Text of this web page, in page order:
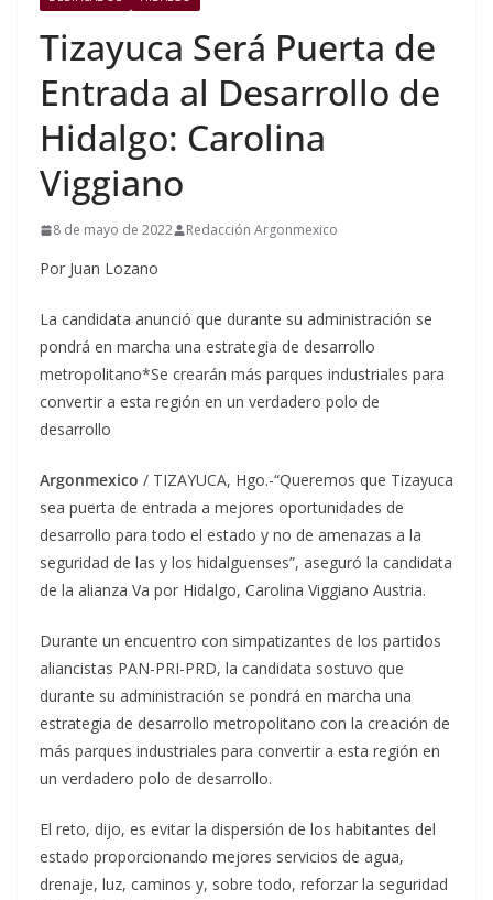
Tizayuca Será Puerta de
Entrada al Desarrollo de
Hidalgo: Carolina
Viggiano
8 de mayo de 2022 Redacción Argonmexico
Por Juan Lozano
La candidata anunció que durante su administración se
pondrá en marcha una estrategia de desarrollo
metropolitano*Se crearán más parques industriales para
convertir a esta región en un verdadero polo de
desarrollo
Argonmexico / TIZAYUCA, Hgo.-“Queremos que Tizayuca
sea puerta de entrada a mejores oportunidades de
desarrollo para todo el estado y no de amenazas a la
seguridad de las y los hidalguenses”, aseguró la candidata
de la alianza Va por Hidalgo, Carolina Viggiano Austria.
Durante un encuentro con simpatizantes de los partidos
aliancistas PAN-PRI-PRD, la candidata sostuvo que
durante su administración se pondrá en marcha una
estrategia de desarrollo metropolitano con la creación de
más parques industriales para convertir a esta región en
un verdadero polo de desarrollo.
El reto, dijo, es evitar la dispersión de los habitantes del
estado proporcionando mejores servicios de agua,
drenaje, luz, caminos y, sobre todo, reforzar la seguridad